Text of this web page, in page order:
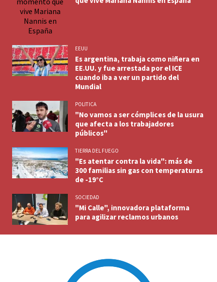
EEUU
Es argentina, trabaja como niñera en
EE.UU. y fue arrestada por el ICE
cuando iba a ver un partido del
Mundial
POLITICA
"No vamos a ser cómplices de la usura
que afecta a los trabajadores
públicos"
TIERRA DEL FUEGO
"Es atentar contra la vida": más de
300 familias sin gas con temperaturas
de -19°C
SOCIEDAD
"Mi Calle", innovadora plataforma
para agilizar reclamos urbanos